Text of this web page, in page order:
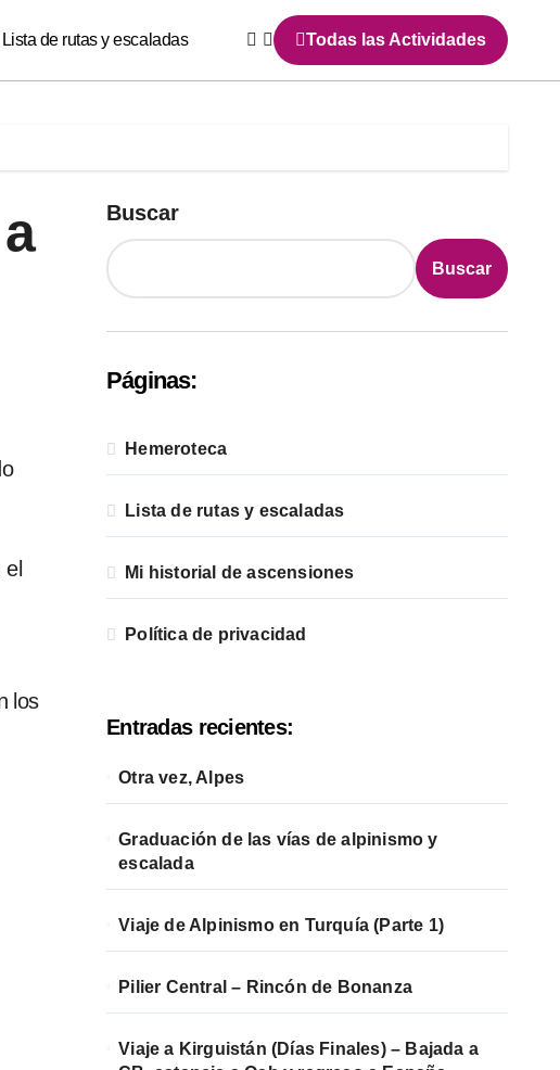
Lista de rutas y escaladas Todas las Actividades
los
Buscar
Buscar
Páginas:
Hemeroteca
Lista de rutas y escaladas
Mi historial de ascensiones
Política de privacidad
Entradas recientes:
Otra vez, Alpes
Graduación de las vías de alpinismo y
escalada
Viaje de Alpinismo en Turquía (Parte 1)
Pilier Central – Rincón de Bonanza
Viaje a Kirguistán (Días Finales) – Bajada a